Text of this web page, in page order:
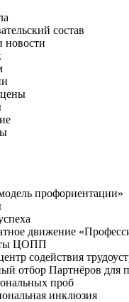
состав
профориентации»
движение
ЦОПП
содействия
отбор Партнёров для
проб
инклюзия